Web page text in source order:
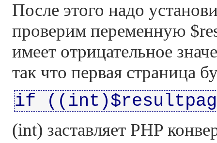
После этого надо
проверим переменную
имеет отрицательное
так что первая страница
if
(int) заставляет PHP